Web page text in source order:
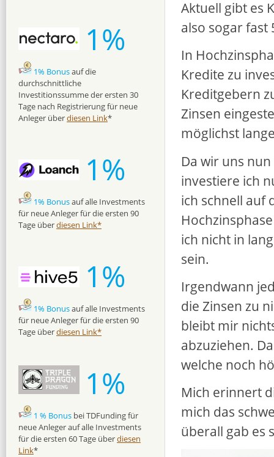
Aktuell gibt es
also sogar fast
In
Kredite zu
Kreditgebern
Zinsen
möglichst
Da wir uns
investiere ich
ich schnell auf
ich nicht in
sein.
Irgendwann
die Zinsen zu
bleibt mir
abzuziehen.
welche noch
Mich erinnert
mich das
überall gab es
1%
1% Bonusauf die
durchschnittliche
Investitionssumme der ersten 30
Tage nach Registrierung für neue
Anleger überdiesen Link*
1%
1% Bonusauf alle Investments
für neue Anleger für die ersten 90
Tage überdiesen Link*
1%
1% Bonusauf alle Investments
für neue Anleger für die ersten 90
Tage überdiesen Link*
1%
1 % Bonus bei TDFunding für
neue Anleger auf alle Investments
für die ersten 60 Tage überdiesen
Link*